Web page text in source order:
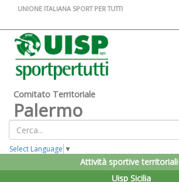
UNIONE ITALIANA SPORT PER TUTTI
Comitato Territoriale
Palermo
Select Language ▼
Attività sportive territoriali
Uisp Sicilia